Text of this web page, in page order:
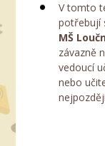
V tomto
potřebují
MŠ
závazně
vedoucí
nebo